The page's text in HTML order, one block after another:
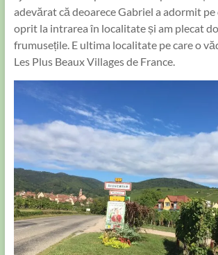
adevărat că deoarece Gabriel a adormit
oprit la intrarea în localitate și am plecat
frumusețile. E ultima localitate pe care o
Les Plus Beaux Villages de France.